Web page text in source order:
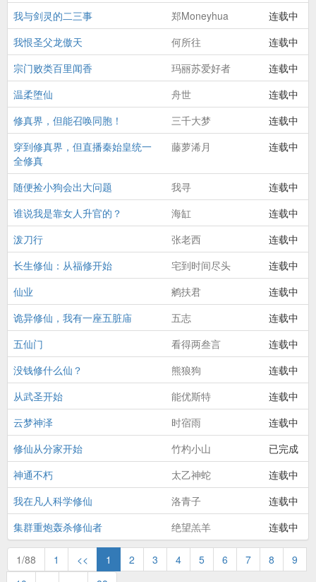
我与剑灵的二三事 郑Moneyhua
连载中
我恨圣父龙傲天
何所往
连载中
宗门败类百里闻香
玛丽苏爱好者
连载中
温柔堕仙
舟世
连载中
修真界，但能召唤同胞！
三千大梦
连载中
穿到修真界，但直播秦始皇统一
全修真
藤萝浠月 连载中
随便捡小狗会出大问题 我寻
连载中
谁说我是靠女人升官的？
海缸
连载中
泼刀行
张老西
连载中
长生修仙：从福修开始
宅到时间尽头
连载中
仙业
鹓扶君
连载中
诡异修仙，我有一座五脏庙
五志
连载中
五仙门
看得两叁言
连载中
没钱修什么仙？
熊狼狗
连载中
从武圣开始
能优斯特
连载中
云梦神泽
时宿雨
连载中
修仙从分家开始
竹杓小山
已完成
神通不朽
太乙神蛇
连载中
我在凡人科学修仙
洛青子
连载中
集群重炮轰杀修仙者
绝望羔羊 连载中
1/88 1 << 1 2 3 4 5 6 7 8
9